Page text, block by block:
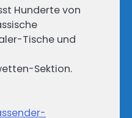
Hunderte von
Tische und
Sektion.